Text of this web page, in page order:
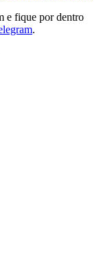
e fique por dentro
.